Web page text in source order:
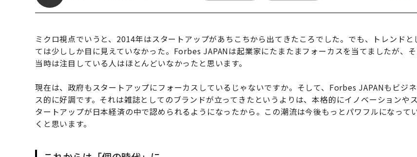
ミクロ視点でいうと、2014年はスタートアップがあちこちから出てきたころでした。でも、トレンドと
ては少ししか目に見えていなかった。Forbes JAPANは起業家にたまたまフォーカスを当てましたが、
当時は注目している人はほとんどいなかったと思います。
現在は、政府もスタートアップにフォーカスしているじゃないですか。そして、Forbes JAPANもビジネ
ス的に好調です。それは雑誌としてのブランドが立ってきたというよりは、本格的にイノベーションやス
タートアップが日本経済の中で認められるようになったから。この潮流は今後もっとパワフルになって
くと思います。